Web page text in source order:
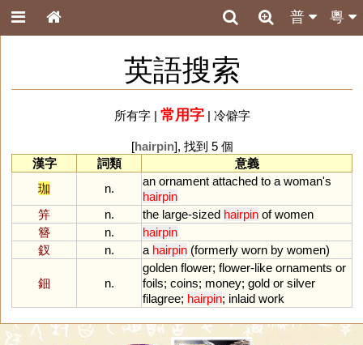
粵
普
英語搜索
所有字| 常用字| 冷僻字
[hairpin], 找到 5 個
漢字
詞類
意義
珈
n.
an ornament attached to a woman's
hairpin
笄
n. the large-sized hairpin of women
簪
n.
hairpin
釵
n. a hairpin (formerly worn by women)
鈿 n.
golden flower; flower-like ornaments or
foils; coins; money; gold or silver
filagree; hairpin; inlaid work